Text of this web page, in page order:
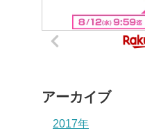
アーカイブ
2017年